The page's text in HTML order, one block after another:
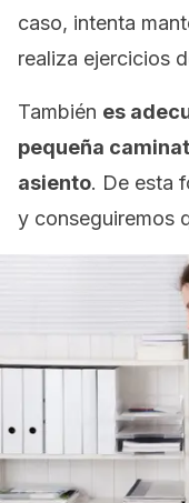
caso, intenta
realiza ejercicios
También es
pequeña
asiento. De esta
y conseguiremos